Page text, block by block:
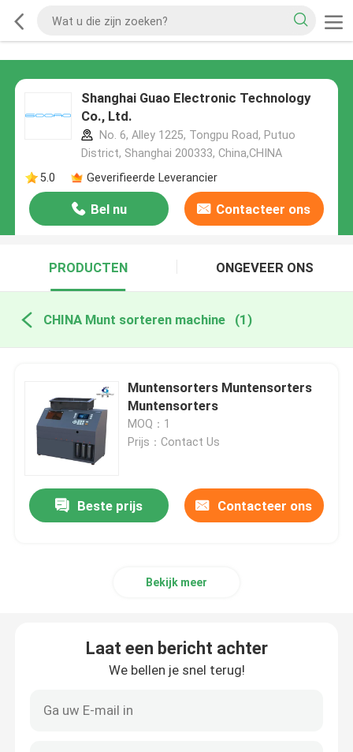
Shanghai Guao Electronic Technology
Co., Ltd.
No. 6, Alley 1225, Tongpu Road, Putuo
District, Shanghai 200333, China,CHINA
5.0
Geverifieerde Leverancier
Bel nu Contacteer ons
PRODUCTEN ONGEVEER ONS
CHINA Munt sorteren machine (1)
Muntensorters Muntensorters
Muntensorters
MOQ：1
Prijs：Contact Us
Beste prijs Contacteer ons
Bekijk meer
Laat een bericht achter
We bellen je snel terug!